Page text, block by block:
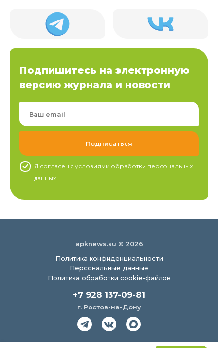
Подпишитесь на электронную
версию журнала и новости
Я согласен c условиями обработки персональных
данных
apknews.su © 2026
Политика конфиденциальности
Персональные данные
Политика обработки cookie-файлов
+7 928 137-09-81
г. Ростов-на-Дону